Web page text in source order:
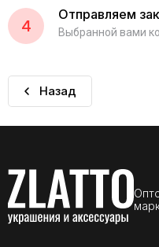
4
Отправляем
Выбранной вами
Назад